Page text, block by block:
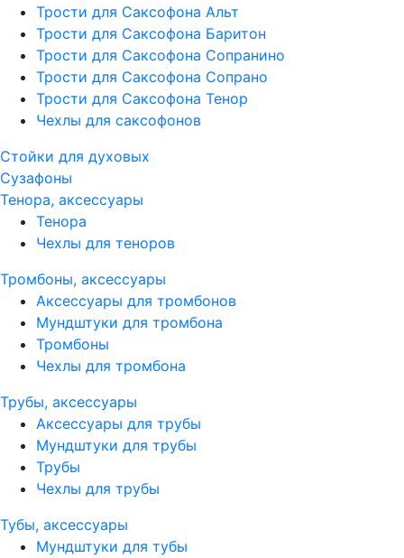
Трости для Саксофона Альт
Трости для Саксофона Баритон
Трости для Саксофона Сопранино
Трости для Саксофона Сопрано
Трости для Саксофона Тенор
Чехлы для саксофонов
Стойки для духовых
Сузафоны
Тенора, аксессуары
Тенора
Чехлы для теноров
Тромбоны, аксессуары
Аксессуары для тромбонов
Мундштуки для тромбона
Тромбоны
Чехлы для тромбона
Трубы, аксессуары
Аксессуары для трубы
Мундштуки для трубы
Трубы
Чехлы для трубы
Тубы, аксессуары
Мундштуки для тубы